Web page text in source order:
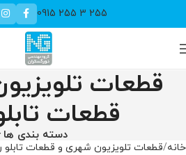
255 3 255 0915
قطعات
قطعات
دسته بندی ها
خانه قطعات تلویزیون شهری و قطعات تابلو